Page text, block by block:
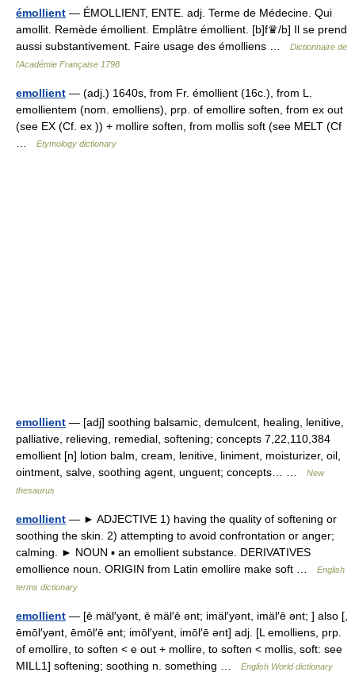
émollient — ÉMOLLIENT, ENTE. adj. Terme de Médecine. Qui
amollit. Remède émollient. Emplâtre émollient. [b]f♛/b] Il se prend
aussi substantivement. Faire usage des émolliens …
Dictionnaire de
l'Académie Française 1798
emollient — (adj.) 1640s, from Fr. émollient (16c.), from L.
emollientem (nom. emolliens), prp. of emollire soften, from ex out
(see EX (Cf. ex )) + mollire soften, from mollis soft (see MELT (Cf
Etymology dictionary
emollient — [adj] soothing balsamic, demulcent, healing, lenitive,
palliative, relieving, remedial, softening; concepts 7,22,110,384
emollient [n] lotion balm, cream, lenitive, liniment, moisturizer, oil,
ointment, salve, soothing agent, unguent; concepts… …
New
thesaurus
emollient — ► ADJECTIVE 1) having the quality of softening or
soothing the skin. 2) attempting to avoid confrontation or anger;
calming. ► NOUN ▪ an emollient substance. DERIVATIVES
emollience noun. ORIGIN from Latin emollire make soft …
English
terms dictionary
emollient — [ē mäl′yənt, ē mäl′ē ənt; imäl′yənt, imäl′ē ənt; ] also [,
ēmōl′yənt, ēmōl′ē ənt; imōl′yənt, imōl′ē ənt] adj. [L emolliens, prp.
of emollire, to soften < e out + mollire, to soften < mollis, soft: see
MILL1] softening; soothing n. something …
English World dictionary